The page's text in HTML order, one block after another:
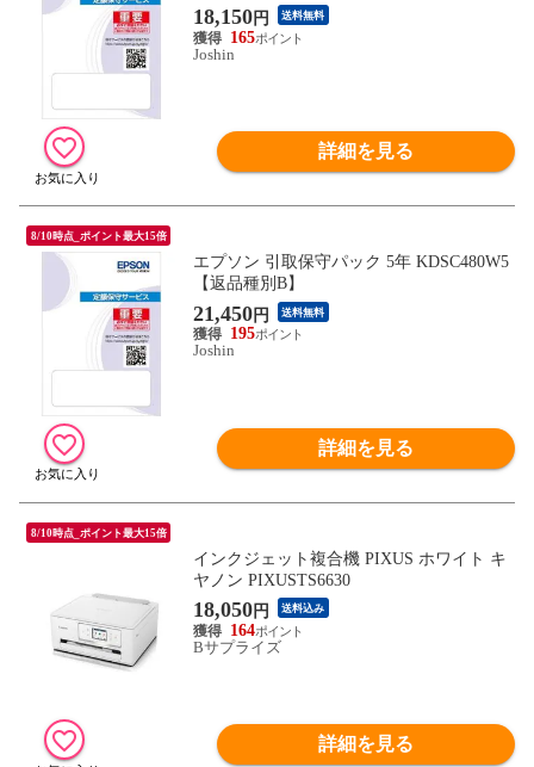
18,150円 送料無料
165
Joshin
詳細を見る
8/10時点_ポイント最大15倍
エプソン 引取保守パック 5年 KDSC480W5
【返品種別B】
21,450円 送料無料
195
Joshin
詳細を見る
8/10時点_ポイント最大15倍
インクジェット複合機 PIXUS ホワイト キ
ヤノン PIXUSTS6630
18,050円 送料込み
164
Bサプライズ
詳細を見る